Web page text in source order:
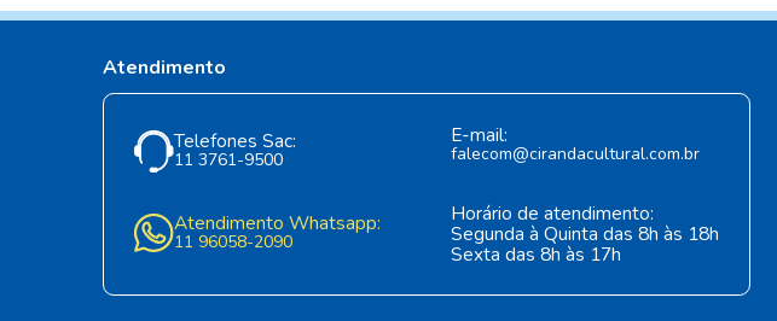
Atendimento
Telefones Sac:
11 3761-9500
E-mail:
falecom@cirandacultural.com.br
Atendimento Whatsapp:
11 96058-2090
Horário de atendimento:
Segunda à Quinta das 8h às 18h
Sexta das 8h às 17h